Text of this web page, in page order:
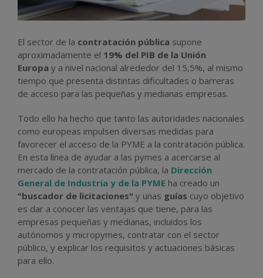
El sector de la contratación pública supone
aproximadamente el 19% del PIB de la Unión
Europa y a nivel nacional alrededor del 15,5%, al mismo
tiempo que presenta distintas dificultades o barreras
de acceso para las pequeñas y medianas empresas.
Todo ello ha hecho que tanto las autoridades nacionales
como europeas impulsen diversas medidas para
favorecer el acceso de la PYME a la contratación pública.
En esta línea de ayudar a las pymes a acercarse al
mercado de la contratación pública, la Dirección
General de Industria y de la PYME ha creado un
"buscador de licitaciones" y unas guías cuyo objetivo
es dar a conocer las ventajas que tiene, para las
empresas pequeñas y medianas, incluidos los
autónomos y micropymes, contratar con el sector
público, y explicar los requisitos y actuaciones básicas
para ello.